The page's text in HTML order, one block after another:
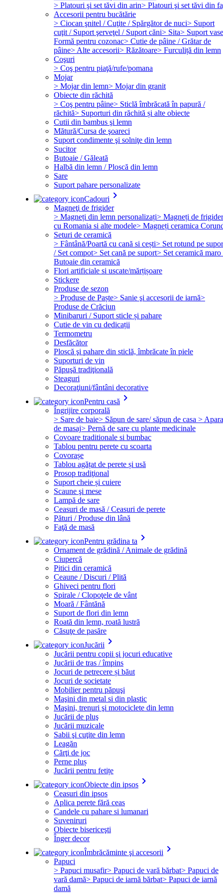
> Platouri şi set tăvi din arin> Platouri şi set tăvi din
Accesorii pentru bucătărie
> Ciocan şnitel / Cuţite / Spărgător de nuci> Suport
cuţit / Suport şerveţel / Suport căni> Sita> Suport vase
Formă pentru cozonac> Cutie de pâine / Grătar de
pâine> Alte accesorii> Răzătoare> Furculiță din lemn
Coşuri
> Coş pentru piaţă/rufe/pomana
Mojar
> Mojar din lemn> Mojar din granit
Obiecte din răchită
> Coş pentru pâine> Sticlă îmbrăcată în papură /
răchită> Suporturi din răchită și alte obiecte
Cutii din bambus şi lemn
Mătură/Cursa de şoareci
Suport condimente şi solniţe din lemn
Sucitor
Butoaie / Găleată
Halbă din lemn / Ploscă din lemn
Sare
Suport pahare personalizate
Cadouri keyboard_arrow_right
Magneţi de frigider
> Magneți din lemn personalizați> Magneți de frigider
cu Romania si alte modele> Magneți ceramica
Seturi de ceramică
> Fântână/Poartă cu cană si cești> Set rotund pe
/ Set compot> Set cană pe suport> Set ceramică maro
Butoaie din ceramică
Flori artificiale si uscate/mărțișoare
Stickere
Produse de sezon
> Produse de Paște> Sanie şi accesorii de iarnă>
Produse de Crăciun
Minibaruri / Suport sticle și pahare
Cutie de vin cu dedicații
Termometru
Desfăcător
Ploscă şi pahare din sticlă, îmbrăcate în piele
Suporturi de vin
Păpuşă tradiţională
Steaguri
Decoraţiuni/fântâni decorative
Pentru casă keyboard_arrow_right
Îngrijire corporală
> Sare de baie> Săpun de sare/ săpun de casa >
de masaj> Pernă de sare cu plante medicinale
Covoare traditionale si bumbac
Tablou pentru perete cu scoarta
Covorașe
Tablou agățat de perete și usă
Prosop tradiţional
Suport cheie și cuiere
Scaune şi mese
Lampă de sare
Ceasuri de masă / Ceasuri de perete
Pături / Produse din lână
Faţă de masă
Pentru grădina ta keyboard_arrow_right
Ornament de grădină / Animale de grădină
Ciupercă
Pitici din ceramică
Ceaune / Discuri / Plită
Ghiveci pentru flori
Spirale / Clopoţele de vânt
Moară / Fântănă
Suport de flori din lemn
Roată din lemn, roată lustră
Căsuţe de pasăre
Jucării keyboard_arrow_right
Jucării pentru copii şi jocuri educative
Jucării de tras / împins
Jocuri de petrecere și băut
Jocuri de societate
Mobilier pentru păpuşi
Maşini din metal si din plastic
Maşini, trenuri şi motociclete din lemn
Jucării de pluş
Jucării muzicale
Sabii şi cuţite din lemn
Leagăn
Cărţi de joc
Perne pluș
Jucării pentru fetițe
Obiecte din ipsos keyboard_arrow_right
Ceasuri din ipsos
Aplica perete fără ceas
Candele cu pahare si lumanari
Suveniruri
Obiecte bisericeşti
Înger decor
Îmbrăcăminte şi accesorii keyboard_arrow_right
Papuci
> Papuci musafir> Papuci de vară bărbat> Papuci de
vară damă> Papuci de iarnă bărbat> Papuci de iarnă
damă